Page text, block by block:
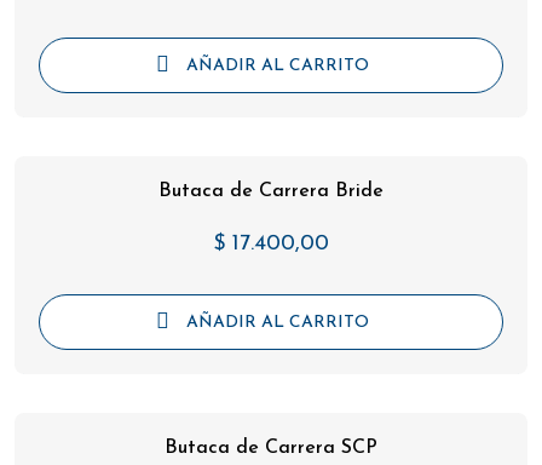
AÑADIR AL CARRITO
Butaca de Carrera Bride
$ 17.400,00
AÑADIR AL CARRITO
Butaca de Carrera SCP